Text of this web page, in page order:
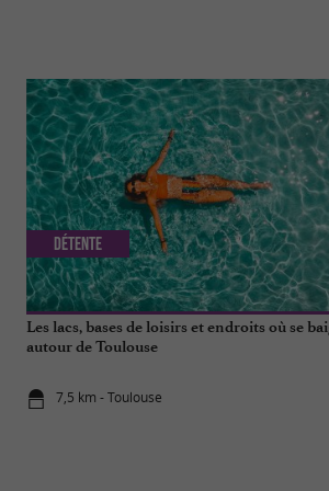
Les lacs, bases de loisirs et endroits où se
autour de Toulouse
7,5 km - Toulouse
Détente